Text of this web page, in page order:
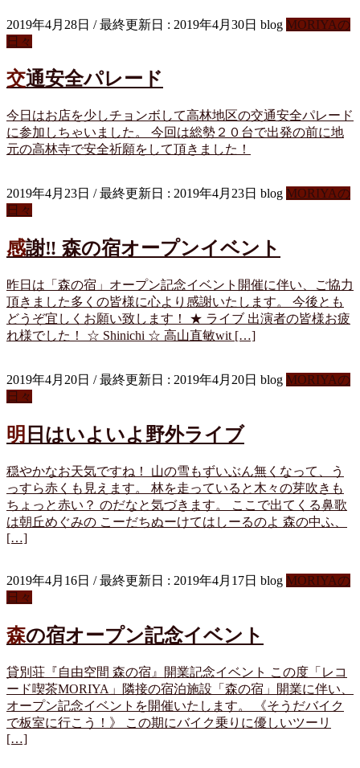
2019年4月28日 / 最終更新日 : 2019年4月30日 blog MORIYAの
日々
交通安全パレード
今日はお店を少しチョンボして高林地区の交通安全パレード
に参加しちゃいました。 今回は総勢２０台で出発の前に地
元の高林寺で安全祈願をして頂きました！
2019年4月23日 / 最終更新日 : 2019年4月23日 blog MORIYAの
日々
感謝‼️ 森の宿オープンイベント
昨日は「森の宿」オープン記念イベント開催に伴い、ご協力
頂きました多くの皆様に心より感謝いたします。 今後とも
どうぞ宜しくお願い致します！ ★ ライブ 出演者の皆様お疲
れ様でした！ ☆ Shinichi ☆ 高山直敏wit […]
2019年4月20日 / 最終更新日 : 2019年4月20日 blog MORIYAの
日々
明日はいよいよ野外ライブ
穏やかなお天気ですね！ 山の雪もずいぶん無くなって、う
っすら赤くも見えます。 林を走っていると木々の芽吹きも
ちょっと赤い？ のだなと気づきます。 ここで出てくる鼻歌
は朝丘めぐみの こーだちぬーけてはしーるのよ 森の中ふ、
[…]
2019年4月16日 / 最終更新日 : 2019年4月17日 blog MORIYAの
日々
森の宿オープン記念イベント
貸別荘『自由空間 森の宿』開業記念イベント この度「レコ
ード喫茶MORIYA」隣接の宿泊施設「森の宿」開業に伴い、
オープン記念イベントを開催いたします。 《そうだバイク
で板室に行こう！》 この期にバイク乗りに優しいツーリ
[…]